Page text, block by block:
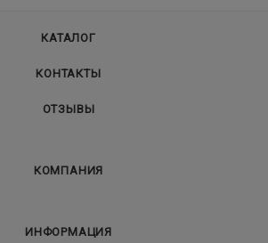
КАТАЛОГ
КОНТАКТЫ
ОТЗЫВЫ
КОМПАНИЯ
ИНФОРМАЦИЯ